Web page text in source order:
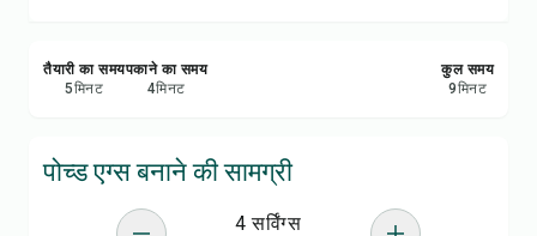
तैयारी का समय
5मिनट
पकाने का समय
4मिनट
कुल समय
9मिनट
पोच्ड एग्स बनाने की सामग्री
4 सर्विंग्स